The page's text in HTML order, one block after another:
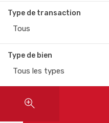
Type de transaction
Tous
Type de bien
Tous les types